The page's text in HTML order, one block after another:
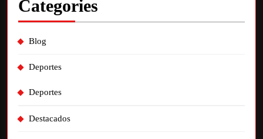
Categories
Blog
Deportes
Deportes
Destacados